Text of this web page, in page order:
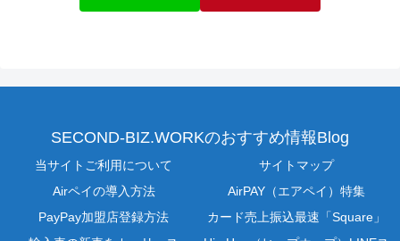
SECOND-BIZ.WORKのおすすめ情報Blog
当サイトご利用について
サイトマップ
Airペイの導入方法
AirPAY（エアペイ）特集
PayPay加盟店登録方法
カード売上振込最速「Square」